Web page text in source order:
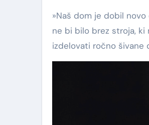
»Naš dom je dobil novo
ne bi bilo brez stroja, ki
izdelovati ročno šivane